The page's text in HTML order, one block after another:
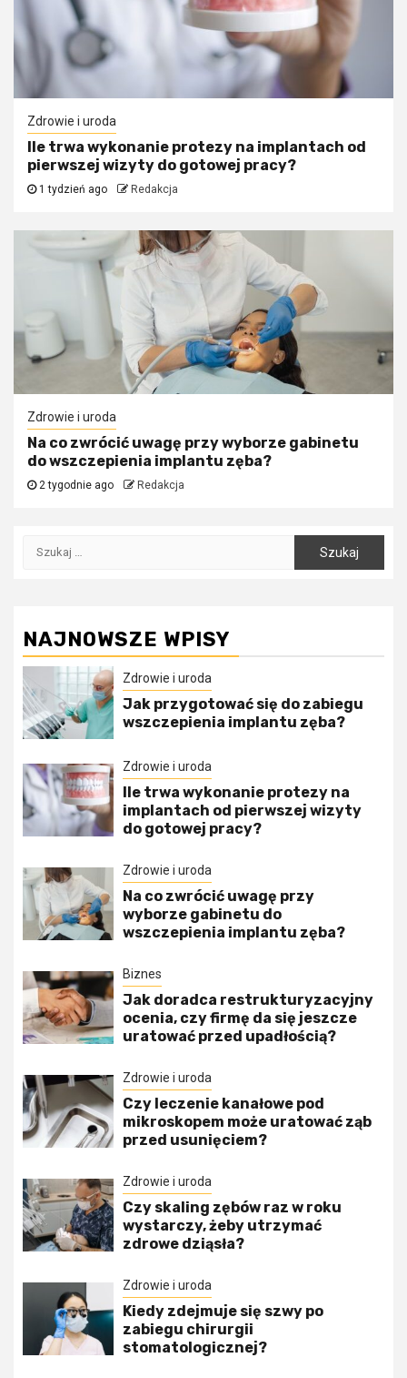
Zdrowie i uroda
Ile trwa wykonanie protezy na implantach od
pierwszej wizyty do gotowej pracy?
1 tydzień ago Redakcja
Zdrowie i uroda
Na co zwrócić uwagę przy wyborze gabinetu
do wszczepienia implantu zęba?
2 tygodnie ago Redakcja
NAJNOWSZE WPISY
Zdrowie i uroda
Jak przygotować się do zabiegu
wszczepienia implantu zęba?
Zdrowie i uroda
Ile trwa wykonanie protezy na
implantach od pierwszej wizyty
do gotowej pracy?
Zdrowie i uroda
Na co zwrócić uwagę przy
wyborze gabinetu do
wszczepienia implantu zęba?
Biznes
Jak doradca restrukturyzacyjny
ocenia, czy firmę da się jeszcze
uratować przed upadłością?
Zdrowie i uroda
Czy leczenie kanałowe pod
mikroskopem może uratować ząb
przed usunięciem?
Zdrowie i uroda
Czy skaling zębów raz w roku
wystarczy, żeby utrzymać
zdrowe dziąsła?
Zdrowie i uroda
Kiedy zdejmuje się szwy po
zabiegu chirurgii
stomatologicznej?